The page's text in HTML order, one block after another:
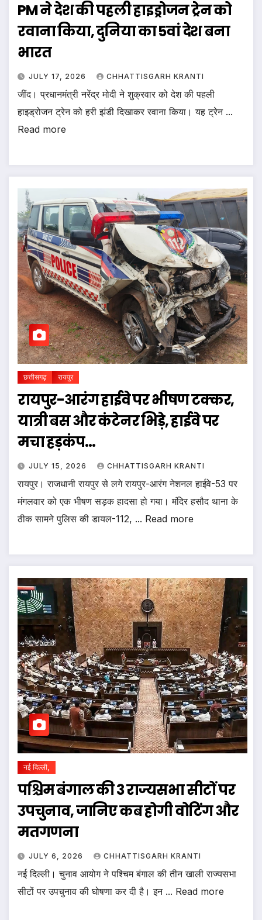
PM ने देश की पहली हाइड्रोजन ट्रेन को
रवाना किया, दुनिया का 5वां देश बना
भारत
JULY 17, 2026 CHHATTISGARH KRANTI
जींद। प्रधानमंत्री नरेंद्र मोदी ने शुक्रवार को देश की पहली
हाइड्रोजन ट्रेन को हरी झंडी दिखाकर रवाना किया। यह ट्रेन ...
Read more
छत्तीसगढ़ रायपुर
रायपुर-आरंग हाईवे पर भीषण टक्कर,
यात्री बस और कंटेनर भिड़े, हाईवे पर
मचा हड़कंप…
JULY 15, 2026 CHHATTISGARH KRANTI
रायपुर। राजधानी रायपुर से लगे रायपुर-आरंग नेशनल हाईवे-53 पर
मंगलवार को एक भीषण सड़क हादसा हो गया। मंदिर हसौद थाना के
ठीक सामने पुलिस की डायल-112, ... Read more
नई दिल्ली,
पश्चिम बंगाल की 3 राज्यसभा सीटों पर
उपचुनाव, जानिए कब होगी वोटिंग और
मतगणना
JULY 6, 2026 CHHATTISGARH KRANTI
नई दिल्ली। चुनाव आयोग ने पश्चिम बंगाल की तीन खाली राज्यसभा
सीटों पर उपचुनाव की घोषणा कर दी है। इन ... Read more